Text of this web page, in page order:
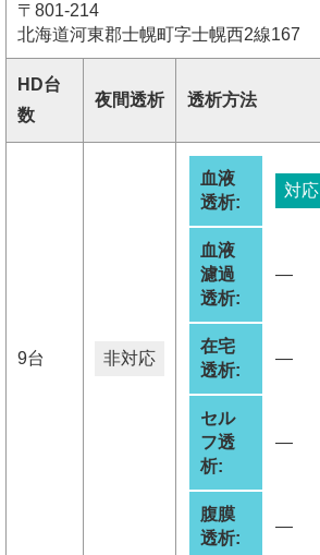
〒801-214
北海道河東郡士幌町字士幌西2線167
HD台
数
夜間透析 透析方法
9台 非対応
血液
透析:
対応
血液
濾過
透析:
―
在宅
透析:
―
セル
フ透
析:
―
腹膜
透析:
―